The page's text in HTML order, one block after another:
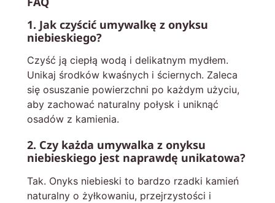
1. Jak czyścić umywalkę z onyksu
niebieskiego?
Czyść ją ciepłą wodą i delikatnym mydłem.
Unikaj środków kwaśnych i ściernych. Zaleca
się osuszanie powierzchni po każdym użyciu,
aby zachować naturalny połysk i uniknąć
osadów z kamienia.
2. Czy każda umywalka z onyksu
niebieskiego jest naprawdę unikatowa?
Tak. Onyks niebieski to bardzo rzadki kamień
naturalny o żyłkowaniu, przejrzystości i